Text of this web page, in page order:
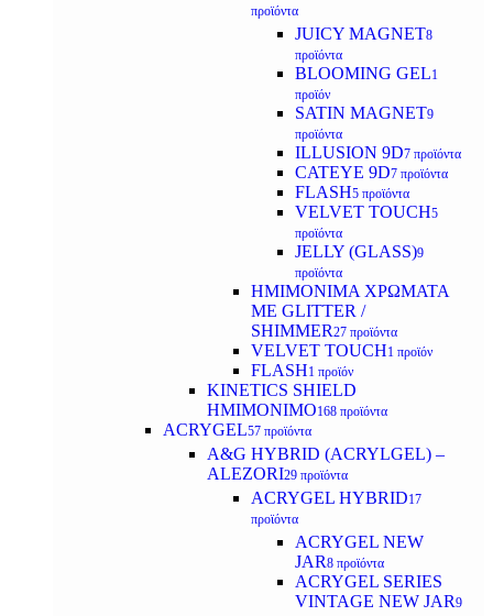
προϊόντα
JUICY MAGNET8
προϊόντα
BLOOMING GEL1
προϊόν
SATIN MAGNET9
προϊόντα
ILLUSION 9D7 προϊόντα
CATEYE 9D7 προϊόντα
FLASH5 προϊόντα
VELVET TOUCH5
προϊόντα
JELLY (GLASS)9
προϊόντα
ΗΜΙΜΟΝΙΜA ΧΡΩΜΑΤΑ
ΜΕ GLITTER /
SHIMMER27 προϊόντα
VELVET TOUCH1 προϊόν
FLASH1 προϊόν
KINETICS SHIELD
ΗΜΙΜΟΝΙΜΟ168 προϊόντα
ACRYGEL57 προϊόντα
A&G HYBRID (ACRYLGEL) –
ALEZORI29 προϊόντα
ACRYGEL HYBRID17
προϊόντα
ACRYGEL NEW
JAR8 προϊόντα
ACRYGEL SERIES
VINTAGE NEW JAR9